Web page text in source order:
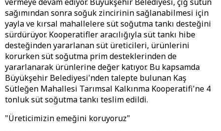
sağımından sonra soğuk zincirinin sağlanabilmesi için
yayla ve kırsal mahallelere süt soğutma tankı desteğini
sürdürüyor. Kooperatifler aracılığıyla süt tankı hibe
desteğinden yararlanan süt üreticileri, ürünlerini
korurken süt soğutma prim desteklerinden de
yararlanarak ürünlerine değer katıyor. Bu kapsamda
Büyükşehir Belediyesi'nden talepte bulunan Kaş
Sütleğen Mahallesi Tarımsal Kalkınma Kooperatifi'ne 4
tonluk süt soğutma tankı teslim edildi.
"Üreticimizin emeğini koruyoruz"